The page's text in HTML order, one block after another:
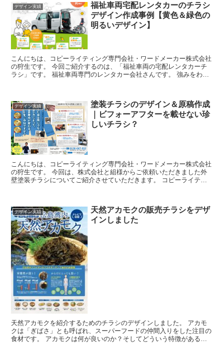
デザイン実績
福祉車両宅配レンタカーのチラシ
デザイン作成事例【黄色＆緑色の
明るいデザイン】
こんにちは、コピーライティング専門会社・ワードメーカー株式会社
の狩生です。 今回ご紹介するのは、「福祉車両の宅配レンタカーチ
ラシ」です。 福祉車両専門のレンタカー会社さんです。 強みをわか
デザイン実績
塗装チラシのデザイン＆原稿作成
｜ビフォーアフターを載せない珍
しいチラシ？
こんにちは、コピーライティング専門会社・ワードメーカー株式会社
の狩生です。 今回は、株式会社と組様からご依頼いただきました外
壁塗装チラシについてご紹介させていただきます。 コピーライティ
デザイン実績
天然アカモクの販売チラシをデザ
インしました
天然アカモクを紹介するためのチラシのデザインしました。 アカモ
クは「ぎばさ」とも呼ばれ、スーパーフードの仲間入りをした注目の
食材です。 アカモクは何が良いのか？そしてどういう特徴があるの